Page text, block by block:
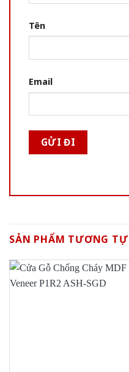
Tên
Email
SẢN PHẨM TƯƠNG TỰ